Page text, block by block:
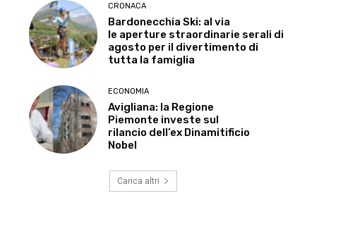
CRONACA
Bardonecchia Ski: al via
le aperture straordinarie serali di
agosto per il divertimento di
tutta la famiglia
ECONOMIA
Avigliana: la Regione
Piemonte investe sul
rilancio dell’ex Dinamitificio
Nobel
Carica altri